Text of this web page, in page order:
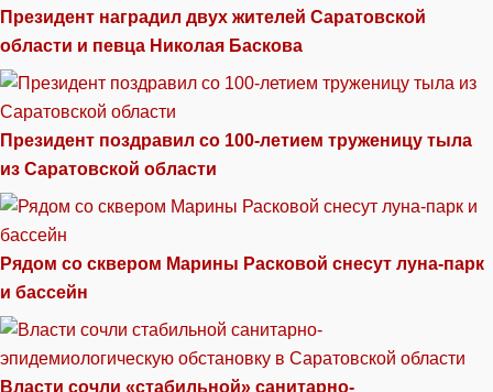
Президент наградил двух жителей Саратовской
области и певца Николая Баскова
Президент поздравил со 100-летием труженицу тыла
из Саратовской области
Рядом со сквером Марины Расковой снесут луна-парк
и бассейн
Власти сочли «стабильной» санитарно-